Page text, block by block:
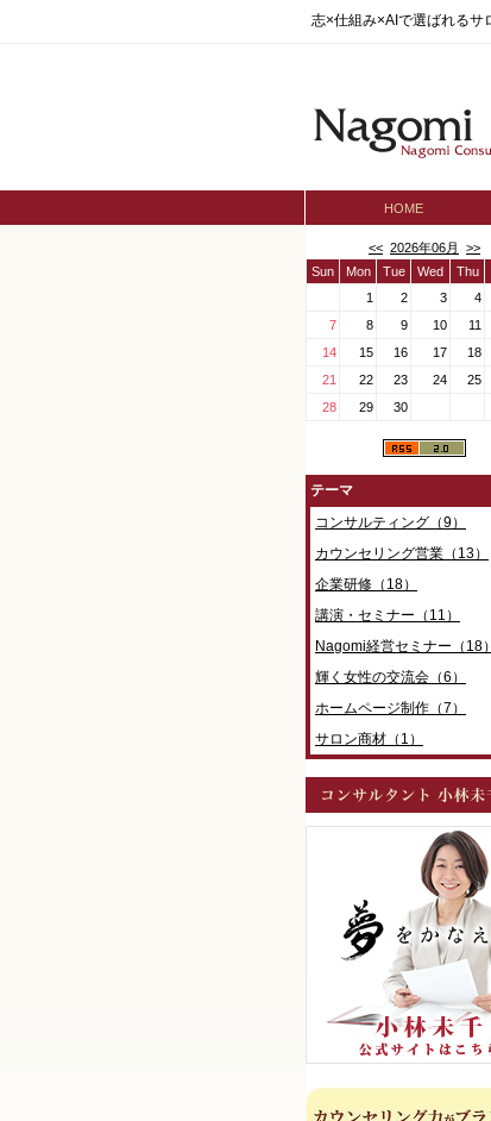
志×仕組み×AIで選ばれるサ
HOME
<< 2026年06月
>>
Sun
Mon Tue Wed Thu
1
2 3 4
7
8 9 10 11
14
15 16 17 18
21
22 23 24 25
28
29 30
テーマ
コンサルティング（9）
カウンセリング営業（13）
企業研修（18）
講演・セミナー（11）
Nagomi経営セミナー（18）
輝く女性の交流会（6）
ホームページ制作（7）
サロン商材（1）